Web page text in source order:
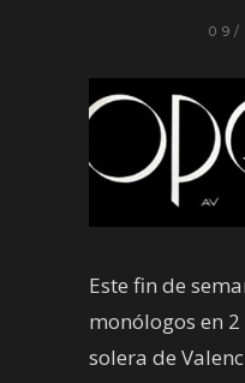
09/
Este fin de
monólogos en
solera de